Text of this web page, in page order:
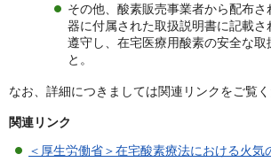
その他、酸素販売事業者から配布
器に付属された取扱説明書に記載さ
遵守し、在宅医療用酸素の安全な取
と。
なお、詳細につきましては関連リンクをご覧く
関連リンク
＜厚生労働省＞在宅酸素療法における火気